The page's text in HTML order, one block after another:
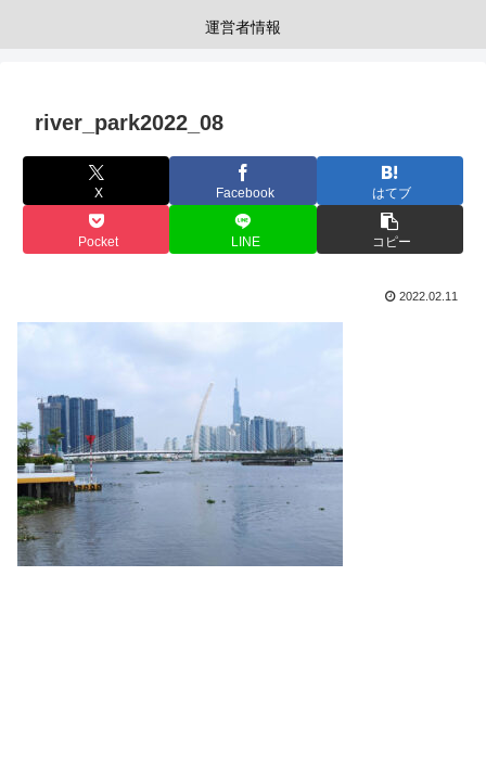
運営者情報
river_park2022_08
X Facebook はてブ
Pocket LINE コピー
2022.02.11